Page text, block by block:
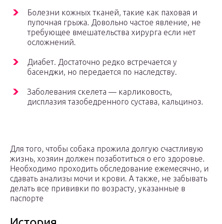
Болезни кожных тканей, такие как паховая и
пупочная грыжа. Довольно частое явление, не
требующее вмешательства хирурга если нет
осложнений.
Диабет. Достаточно редко встречается у
басенджи, но передается по наследству.
Заболевания скелета — карликовость,
дисплазия тазобедренного сустава, кальциноз.
Для того, чтобы собака прожила долгую счастливую
жизнь, хозяин должен позаботиться о его здоровье.
Необходимо проходить обследование ежемесячно, и
сдавать анализы мочи и крови. А также, не забывать
делать все прививки по возрасту, указанные в
паспорте